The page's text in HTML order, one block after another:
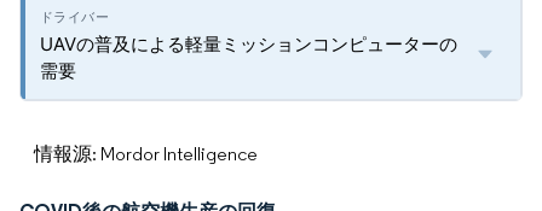
UAVの普及による軽量ミッションコンピューターの
需要
情報源: Mordor Intelligence